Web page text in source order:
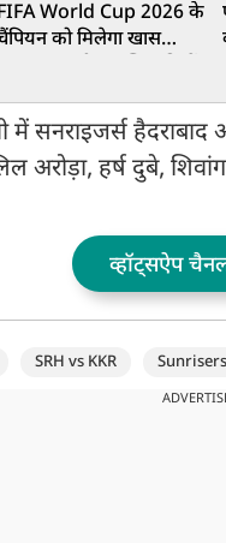
World Cup 2026 के
को मिलेगा खास
में सनराइजर्स
अरोड़ा, हर्ष दुबे,
व्हॉट्सऐप
SRH vs KKR